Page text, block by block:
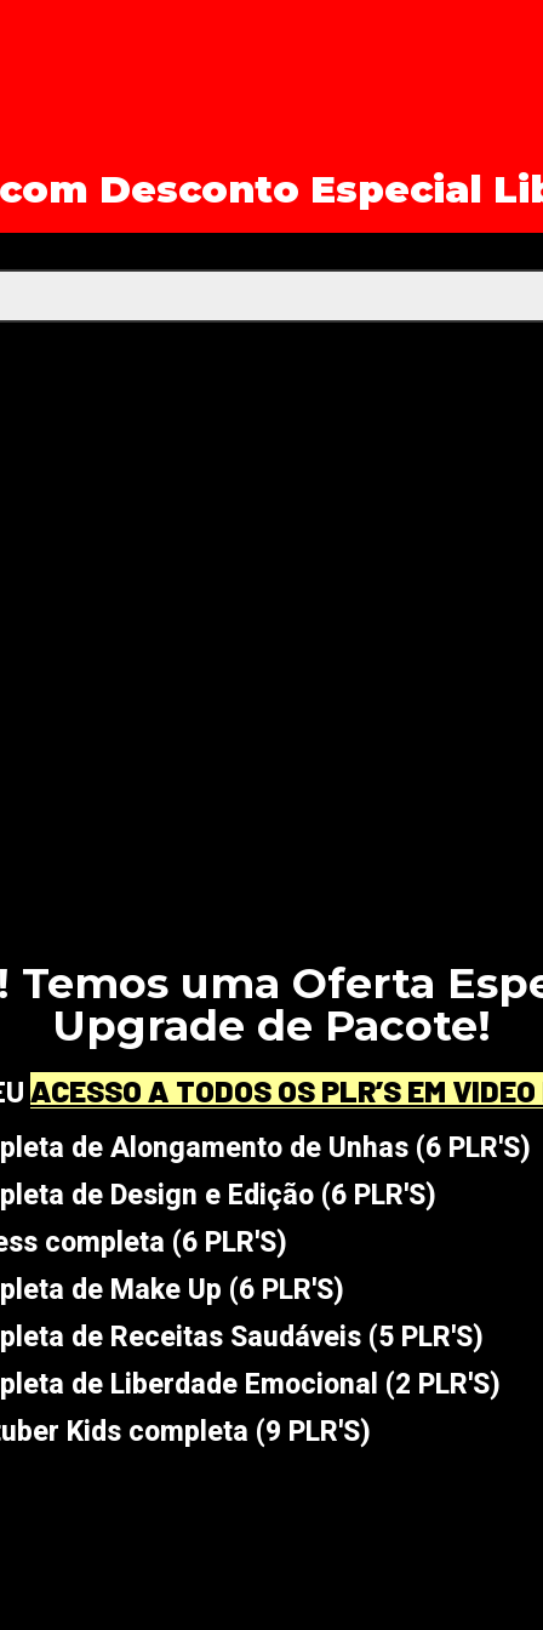
Desconto Especial
Temos uma Oferta
Upgrade de Pacote!
ACESSO A TODOS OS PLR’S EM
de Alongamento de Unhas (6 PLR'S)
de Design e Edição (6 PLR'S)
completa (6 PLR'S)
de Make Up (6 PLR'S)
de Receitas Saudáveis (5 PLR'S)
de Liberdade Emocional (2 PLR'S)
Kids completa (9 PLR'S)